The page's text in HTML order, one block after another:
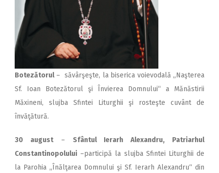
Botezătorul– săvârşeşte, la biserica voievodală „Naşterea
Sf. Ioan Botezătorul şi Învierea Domnului“ a Mănăstirii
Măxineni, slujba Sfintei Liturghii şi rosteşte cuvânt de
învăţătură.
30 august– Sfântul Ierarh Alexandru, Patriarhul
Constantinopolului –participă la slujba Sfintei Liturghii de
la Parohia „Înălţarea Domnului şi Sf. Ierarh Alexandru“ din